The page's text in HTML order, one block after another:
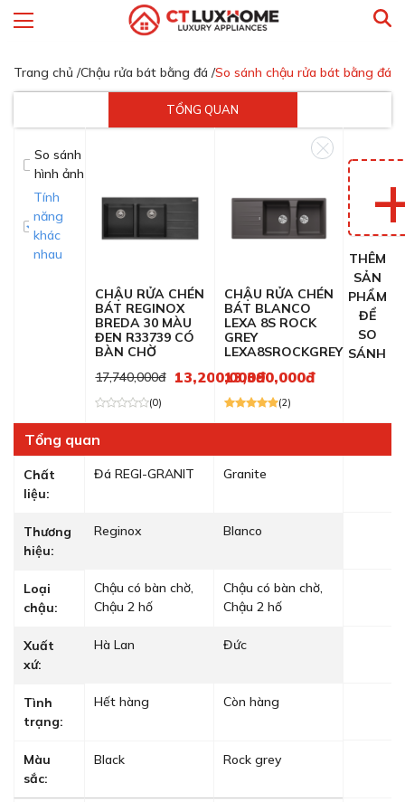
Trang chủ /Chậu rửa bát bằng đá /So sánh chậu rửa bát bằng đá
TỔNG QUAN
So sánh
hình ảnh
Tính
năng
khác
nhau
CHẬU RỬA CHÉN
BÁT REGINOX
BREDA 30 MÀU
ĐEN R33739 CÓ
BÀN CHỜ
17,740,000đ 13,200,000đ
(0)
CHẬU RỬA CHÉN
BÁT BLANCO
LEXA 8S ROCK
GREY
LEXA8SROCKGREY
13,390,000đ
(2)
THÊM
SẢN
PHẨM
ĐỂ
SO
SÁNH
Tổng quan
Chất
liệu:
Đá REGI-GRANIT Granite
Thương
hiệu:
Reginox Blanco
Loại
chậu:
Chậu có bàn chờ,
Chậu 2 hố
Chậu có bàn chờ,
Chậu 2 hố
Xuất
xứ:
Hà Lan Đức
Tình
trạng:
Hết hàng Còn hàng
Màu
sắc:
Black Rock grey